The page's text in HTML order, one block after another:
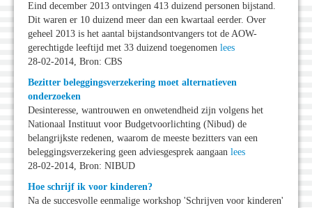
Eind december 2013 ontvingen 413 duizend personen bijstand.
Dit waren er 10 duizend meer dan een kwartaal eerder. Over
geheel 2013 is het aantal bijstandsontvangers tot de AOW-
gerechtigde leeftijd met 33 duizend toegenomen lees
28-02-2014, Bron: CBS
Bezitter beleggingsverzekering moet alternatieven
onderzoeken
Desinteresse, wantrouwen en onwetendheid zijn volgens het
Nationaal Instituut voor Budgetvoorlichting (Nibud) de
belangrijkste redenen, waarom de meeste bezitters van een
beleggingsverzekering geen adviesgesprek aangaan lees
28-02-2014, Bron: NIBUD
Hoe schrijf ik voor kinderen?
Na de succesvolle eenmalige workshop 'Schrijven voor kinderen'